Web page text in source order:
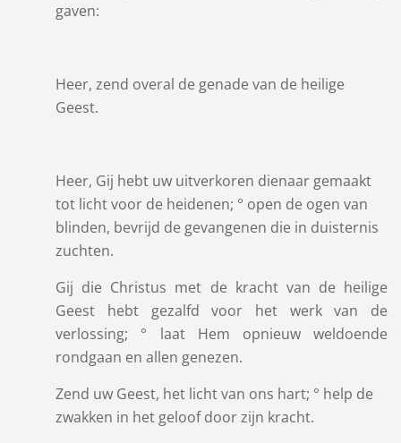
gaven:
Heer, zend overal de genade van de heilige
Geest.
Heer, Gij hebt uw uitverkoren dienaar gemaakt
tot licht voor de heidenen; ° open de ogen van
blinden, bevrijd de gevangenen die in duisternis
zuchten.
Gij die Christus met de kracht van de heilige
Geest hebt gezalfd voor het werk van de
verlossing; ° laat Hem opnieuw weldoende
rondgaan en allen genezen.
Zend uw Geest, het licht van ons hart; ° help de
zwakken in het geloof door zijn kracht.